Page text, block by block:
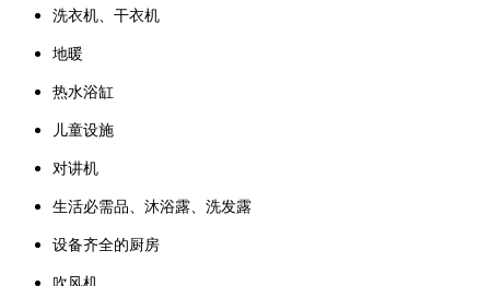
洗衣机、干衣机
地暖
热水浴缸
儿童设施
对讲机
生活必需品、沐浴露、洗发露
设备齐全的厨房